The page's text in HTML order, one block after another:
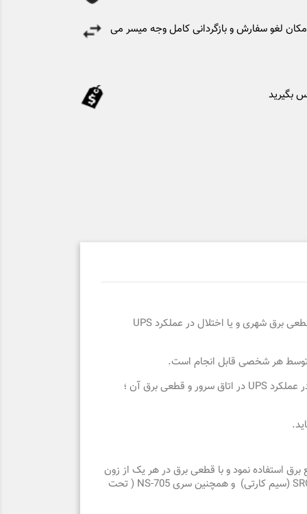
لغو سفارش و بازگردانی کامل وجه میسر می
بگیرید
سنسور تشخیص و هشدار دهنده قطع برق به دستگاه کنترل و مانیتورینگ اتاق سرور متصل شده و بلافاصله پس از تشخیص بروز قطعی برق شهری و یا اختلال در عملکرد UPS
توسط هر شخصی قابل انجام است.
تولید شرکت پاردیک ؛ به محض قطعی برق شهری و یا ایجاد اختلال در عملکرد UPS در اتاق سرور و قطعی برق آن ؛
استفاده نمود و با قطعی برق در هر یک از زون
ها به سرعت از وقوع این مشکل آگاهی یافت.لازم به ذکر است سنسور مذکور قابل اتصال به دستگاه مانیتورینگ اتاق سرور سری SRC (سیم کارتی) و همچنین سری NS-705 ( تحت